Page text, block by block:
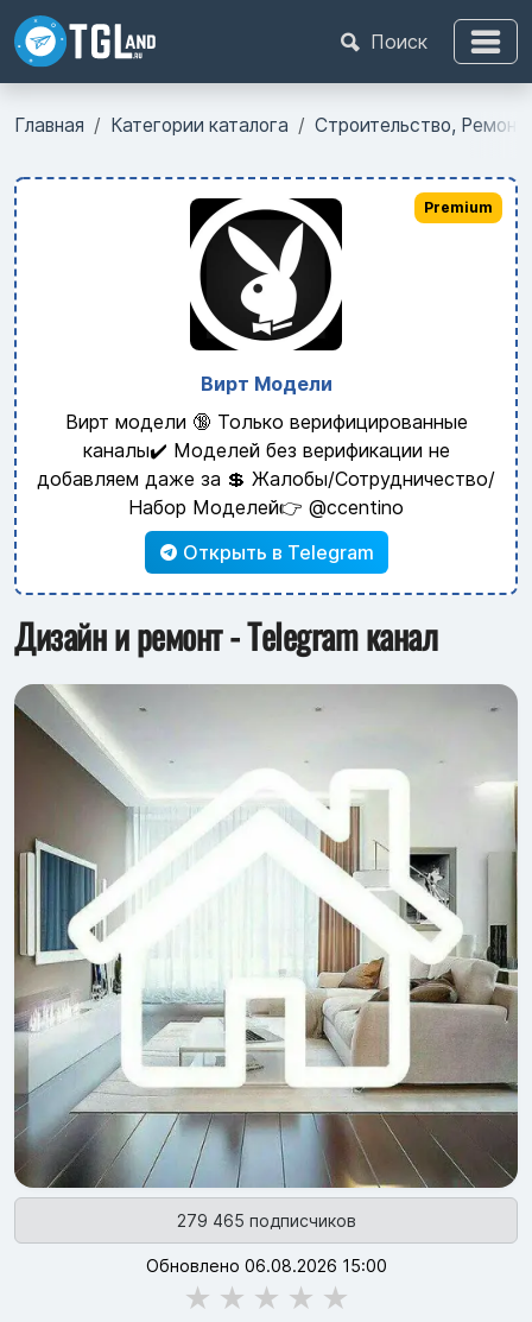
Поиск
Главная Категории каталога Строительство, Ремонт
Вирт Модели
Вирт модели 🔞 Только верифицированные
каналы✔️ Моделей без верификации не
добавляем даже за 💲 Жалобы/Сотрудничество/
Набор Моделей👉 @ccentino
Открыть в Telegram
Premium
Дизайн и ремонт - Telegram канал
279 465 подписчиков
Обновлено 06.08.2026 15:00
★ ★ ★ ★ ★